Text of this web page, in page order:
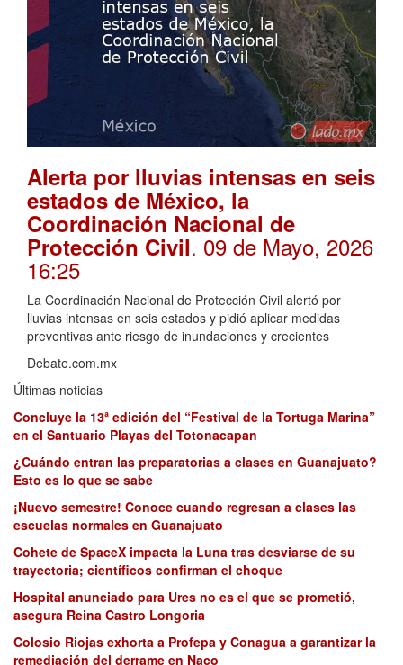
Alerta por lluvias intensas en seis
estados de México, la
Coordinación Nacional de
Protección Civil. 09 de Mayo, 2026
16:25
La Coordinación Nacional de Protección Civil alertó por
lluvias intensas en seis estados y pidió aplicar medidas
preventivas ante riesgo de inundaciones y crecientes
Debate.com.mx
Últimas noticias
Concluye la 13ª edición del “Festival de la Tortuga Marina”
en el Santuario Playas del Totonacapan
¿Cuándo entran las preparatorias a clases en Guanajuato?
Esto es lo que se sabe
¡Nuevo semestre! Conoce cuando regresan a clases las
escuelas normales en Guanajuato
Cohete de SpaceX impacta la Luna tras desviarse de su
trayectoria; científicos confirman el choque
Hospital anunciado para Ures no es el que se prometió,
asegura Reina Castro Longoria
Colosio Riojas exhorta a Profepa y Conagua a garantizar la
remediación del derrame en Naco